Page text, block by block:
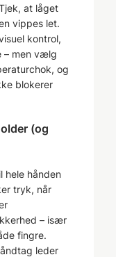
at låget
vippes let.
kontrol,
– men vælg
og
blokerer
(og
hele hånden
tryk, når
– især
fingre.
leder